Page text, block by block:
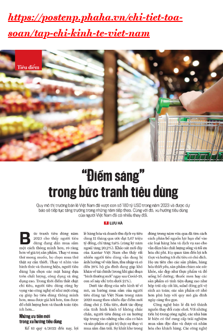
https://postenp.phaha.vn/chi-tiet-toa-
soan/tap-chi-kinh-te-viet-nam